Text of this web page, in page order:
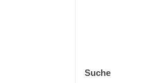
Suche